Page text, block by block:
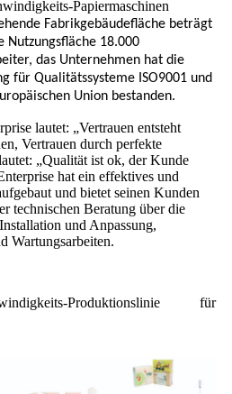
Papiermaschinen
Fabrikgebäudefläche beträgt
Nutzungsfläche 18.000
das Unternehmen hat die
für Qualitätssysteme ISO9001 und
Union bestanden.
lautet: „Vertrauen entsteht
Vertrauen durch perfekte
„Qualität ist ok, der Kunde
hat ein effektives und
und bietet seinen Kunden
technischen Beratung über die
und Anpassung,
Wartungsarbeiten.
Produktionslinie für